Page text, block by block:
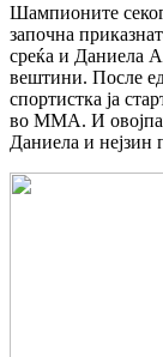
Шампионите
започна
среќа и Даниела
вештини. После
спортистка ја
во ММА. И
Даниела и нејзин